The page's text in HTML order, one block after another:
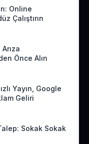
Online
Çalıştırın
Önce Alın
Yayın, Google
Geliri
Sokak Sokak